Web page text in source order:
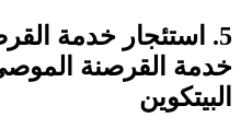
5. استئجار خدمة
خدمة القرصنة
البيتكوين